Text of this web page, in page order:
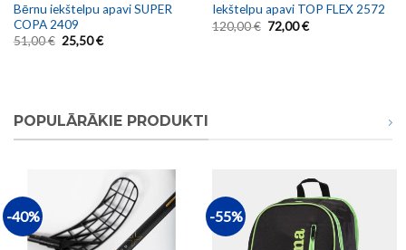
Bērnu iekštelpu apavi SUPER
COPA 2409
51,00€ 25,50€
Iekštelpu apavi TOP FLEX 2572
120,00€ 72,00€
POPULĀRĀKIE PRODUKTI
-40% -55%